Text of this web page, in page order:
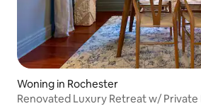
Woning in Rochester
Renovated Luxury Retreat w/ Private